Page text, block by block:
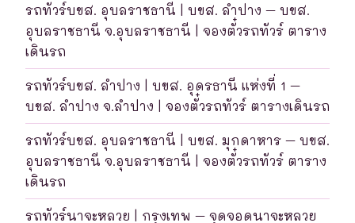
รถทัวร์บขส. อุบลราชธานี | บขส. ลำปาง – บขส.
อุบลราชธานี จ.อุบลราชธานี | จองตั๋วรถทัวร์ ตาราง
เดินรถ
รถทัวร์บขส. ลำปาง | บขส. อุดรธานี แห่งที่ 1 –
บขส. ลำปาง จ.ลำปาง | จองตั๋วรถทัวร์ ตารางเดินรถ
รถทัวร์บขส. อุบลราชธานี | บขส. มุกดาหาร – บขส.
อุบลราชธานี จ.อุบลราชธานี | จองตั๋วรถทัวร์ ตาราง
เดินรถ
รถทัวร์นาจะหลวย | กรุงเทพ – จุดจอดนาจะหลวย